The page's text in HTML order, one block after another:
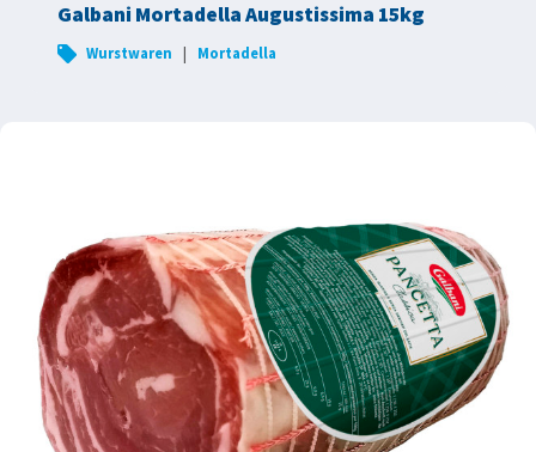
Galbani Mortadella Augustissima 15kg
Wurstwaren | Mortadella